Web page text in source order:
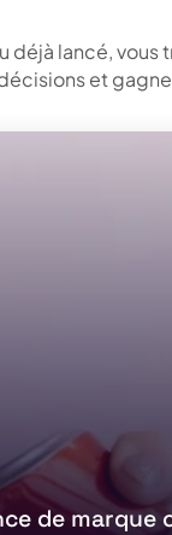
déjà lancé, vous
et
de